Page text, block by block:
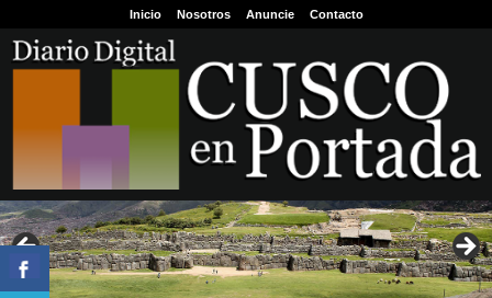
Inicio Nosotros Anuncie Contacto